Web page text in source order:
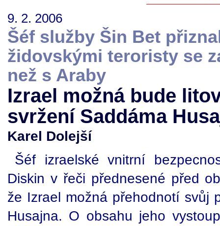
9. 2. 2006
Šéf služby Šin Bet
židovskými teroristy se
než s Araby
Izrael možná bude
svržení Saddáma
Karel Dolejší
Šéf izraelské vnitrní
Diskin v řeči přednesené před
že Izrael možná přehodnotí svůj
Husajna. O obsahu jeho